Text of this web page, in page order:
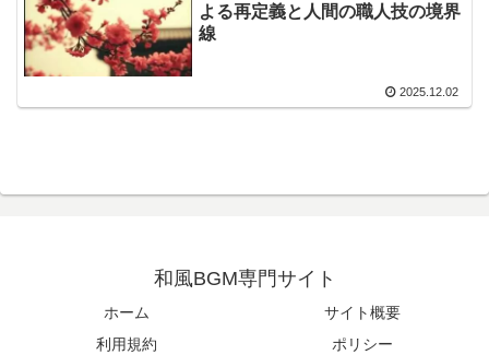
よる再定義と人間の職人技の境界
線
2025.12.02
和風BGM専門サイト
ホーム
サイト概要
利用規約
ポリシー